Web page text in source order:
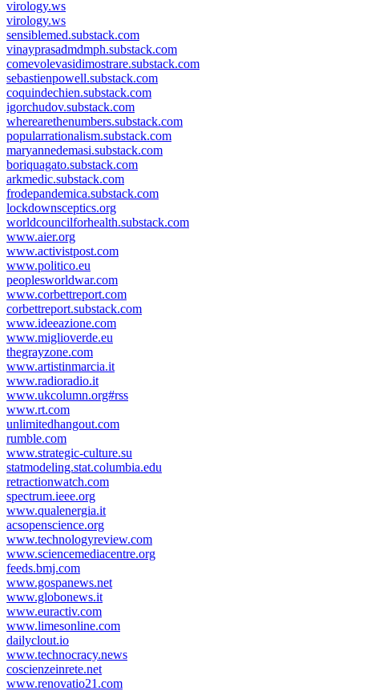
virology.ws
virology.ws
sensiblemed.substack.com
vinayprasadmdmph.substack.com
comevolevasidimostrare.substack.com
sebastienpowell.substack.com
coquindechien.substack.com
igorchudov.substack.com
wherearethenumbers.substack.com
popularrationalism.substack.com
maryannedemasi.substack.com
boriquagato.substack.com
arkmedic.substack.com
frodepandemica.substack.com
lockdownsceptics.org
worldcouncilforhealth.substack.com
www.aier.org
www.activistpost.com
www.politico.eu
peoplesworldwar.com
www.corbettreport.com
corbettreport.substack.com
www.ideeazione.com
www.miglioverde.eu
thegrayzone.com
www.artistinmarcia.it
www.radioradio.it
www.ukcolumn.org#rss
www.rt.com
unlimitedhangout.com
rumble.com
www.strategic-culture.su
statmodeling.stat.columbia.edu
retractionwatch.com
spectrum.ieee.org
www.qualenergia.it
acsopenscience.org
www.technologyreview.com
www.sciencemediacentre.org
feeds.bmj.com
www.gospanews.net
www.globonews.it
www.euractiv.com
www.limesonline.com
dailyclout.io
www.technocracy.news
coscienzeinrete.net
www.renovatio21.com